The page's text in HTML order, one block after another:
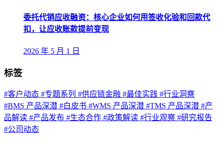
委托代销应收融资：核心企业如何用签收化验和回款代
扣，让应收账款提前变现
2026 年 5 月 1 日
标签
#客户动态 #专题系列 #供应链金融 #最佳实践 #行业洞察
#BMS 产品深潜 #白皮书 #WMS 产品深潜 #TMS 产品深潜 #产
品解读 #产品发布 #生态合作 #政策解读 #行业观察 #研究报告
#公司动态